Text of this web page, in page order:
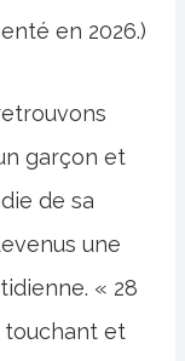
en 2026.)
garçon et
de sa
une
« 28
touchant et